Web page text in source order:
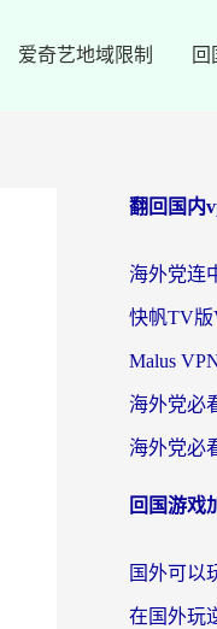
爱奇艺地域限制
翻回国内
回国游戏